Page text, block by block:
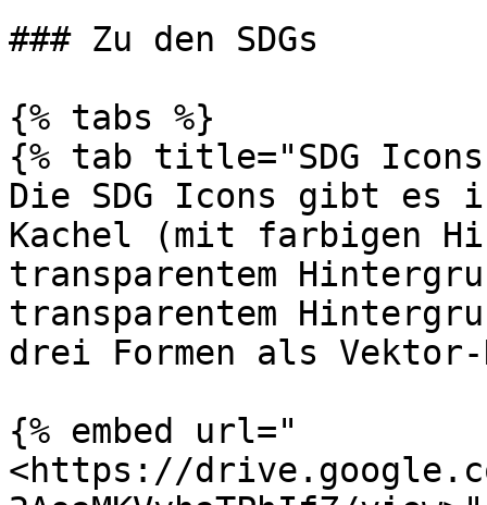
### Zu den SDGs
{% tabs %}
{% tab title="SDG
Die SDG Icons gibt es
Kachel (mit farbigen
transparentem
transparentem
drei Formen als
{% embed url="
<https://